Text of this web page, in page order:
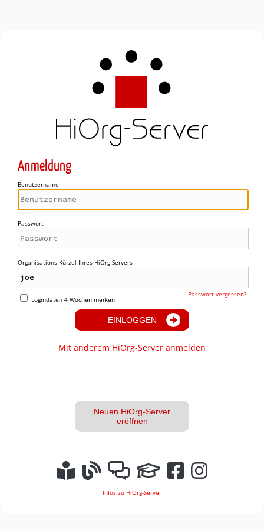
Anmeldung
Benutzername
Passwort
Organisations-Kürzel Ihres HiOrg-Servers
Logindaten 4 Wochen merken
Passwort vergessen?
EINLOGGEN
Mit anderem HiOrg-Server anmelden
Neuen HiOrg-Server
eröffnen
Infos zu HiOrg-Server